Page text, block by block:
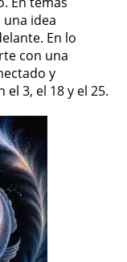
idea
En lo
con una
y
3, el 18 y el 25.